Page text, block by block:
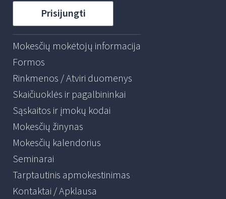
Prisijungti
Mokesčių mokėtojų informacija
Formos
Rinkmenos / Atviri duomenys
Skaičiuoklės ir pagalbininkai
Sąskaitos ir įmokų kodai
Mokesčių žinynas
Mokesčių kalendorius
Seminarai
Tarptautinis apmokestinimas
Kontaktai / Apklausa